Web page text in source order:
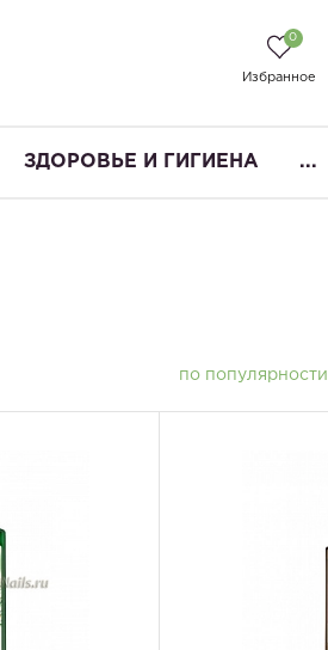
0
Избранное
ЗДОРОВЬЕ И ГИГИЕНА ...
по популярности